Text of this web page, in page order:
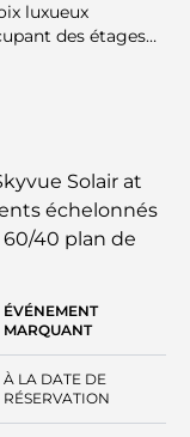
luxueux
des étages
vie incomparable.
centre-ville
de Ras Al Khor
de vie à la
plein cœur de la
de Dubaï et
desserte.
le glamour se
investissement
marché
Solair at
échelonnés
40 plan de
ÉVÉNEMENT
MARQUANT
À LA DATE DE
RÉSERVATION